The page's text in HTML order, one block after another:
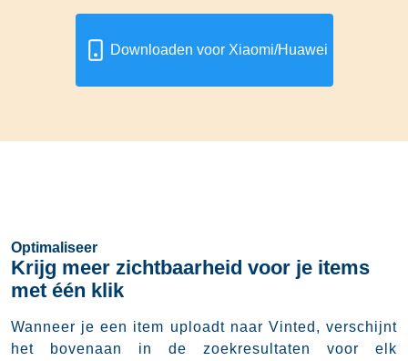
Downloaden voor Xiaomi/Huawei
Optimaliseer
Krijg meer zichtbaarheid voor je items
met één klik
Wanneer je een item uploadt naar Vinted, verschijnt
het bovenaan in de zoekresultaten voor elk